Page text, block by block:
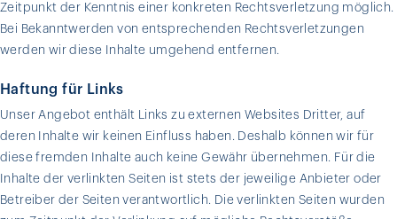
Zeitpunkt der Kenntnis einer konkreten Rechtsverletzung möglich.
Bei Bekanntwerden von entsprechenden Rechtsverletzungen
werden wir diese Inhalte umgehend entfernen.
Haftung für Links
Unser Angebot enthält Links zu externen Websites Dritter, auf
deren Inhalte wir keinen Einfluss haben. Deshalb können wir für
diese fremden Inhalte auch keine Gewähr übernehmen. Für die
Inhalte der verlinkten Seiten ist stets der jeweilige Anbieter oder
Betreiber der Seiten verantwortlich. Die verlinkten Seiten wurden